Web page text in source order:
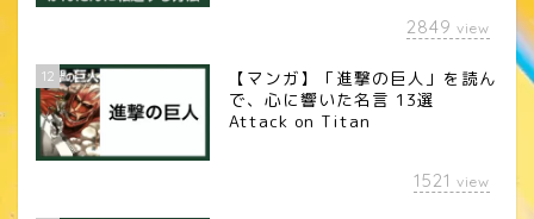
2849 view
12
【マンガ】「進撃の巨人」を読ん
で、心に響いた名言 13選
Attack on Titan
1521 view